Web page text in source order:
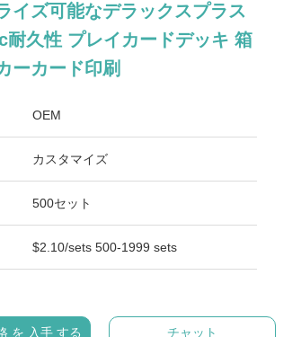
イズ可能なデラックスプラス
耐久性 プレイカードデッキ 箱
ーカード印刷
OEM
カスタマイズ
500セット
$2.10/sets 500-1999 sets
を 入手 する チャット